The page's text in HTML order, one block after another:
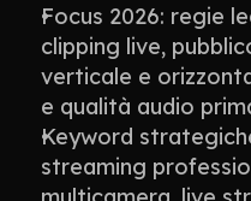
Focus 2026: regie
clipping live,
verticale e
e qualità audio
Keyword
streaming